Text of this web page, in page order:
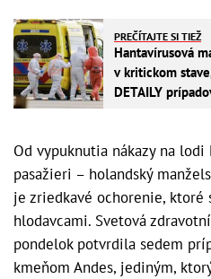
PREČÍTAJTE SI TIEŽ
Hantavírusová
v kritickom
DETAILY
Od vypuknutia nákazy na
pasažieri – holandský
je zriedkavé ochorenie, ktoré
hlodavcami. Svetová
pondelok potvrdila sedem
kmeňom Andes, jediným,